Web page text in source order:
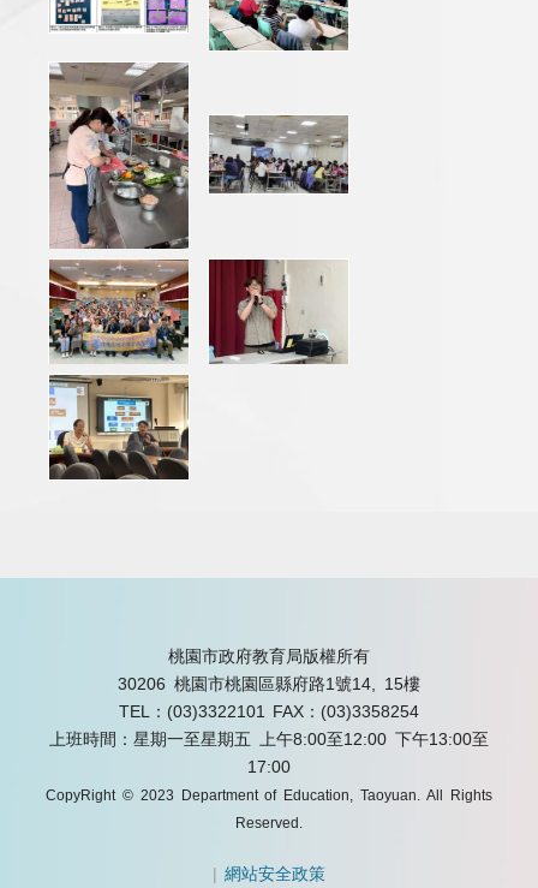
桃園市政府教育局版權所有
30206 桃園市桃園區縣府路1號14, 15樓
TEL：(03)3322101
FAX：(03)3358254
上班時間：星期一至星期五 上午8:00至12:00 下午13:00至
17:00
CopyRight © 2023 Department of Education, Taoyuan. All Rights
Reserved.
|網站安全政策